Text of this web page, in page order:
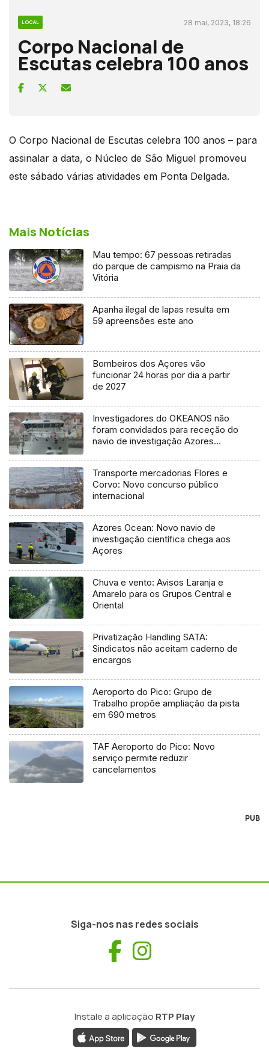
LOCAL 28 mai, 2023, 18:26
Corpo Nacional de
Escutas celebra 100 anos
O Corpo Nacional de Escutas celebra 100 anos – para
assinalar a data, o Núcleo de São Miguel promoveu
este sábado várias atividades em Ponta Delgada.
Mais Notícias
Mau tempo: 67 pessoas retiradas
do parque de campismo na Praia da
Vitória
Apanha ilegal de lapas resulta em
59 apreensões este ano
Bombeiros dos Açores vão
funcionar 24 horas por dia a partir
de 2027
Investigadores do OKEANOS não
foram convidados para receção do
navio de investigação Azores
Transporte mercadorias Flores e
Corvo: Novo concurso público
internacional
Azores Ocean: Novo navio de
investigação científica chega aos
Açores
Chuva e vento: Avisos Laranja e
Amarelo para os Grupos Central e
Oriental
Privatização Handling SATA:
Sindicatos não aceitam caderno de
encargos
Aeroporto do Pico: Grupo de
Trabalho propõe ampliação da pista
em 690 metros
TAF Aeroporto do Pico: Novo
serviço permite reduzir
cancelamentos
PUB
Siga-nos nas redes sociais
Facebook
Instale a aplicação RTP Play